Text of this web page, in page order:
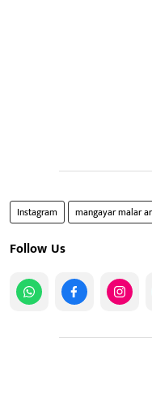
Instagram mangayar malar
Follow Us